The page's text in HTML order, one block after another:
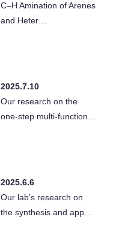
C–H Amination of Arenes
and Heter…
2025.7.10
Our research on the
one-step multi-function…
2025.6.6
Our lab’s research on
the synthesis and app…